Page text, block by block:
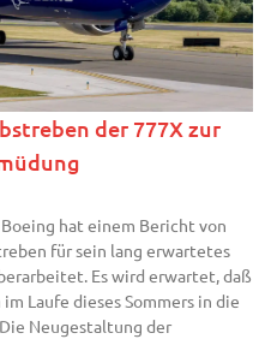
der 777X zur
hat einem Bericht von
für sein lang erwartetes
Es wird erwartet, daß
Laufe dieses Sommers in die
Neugestaltung der